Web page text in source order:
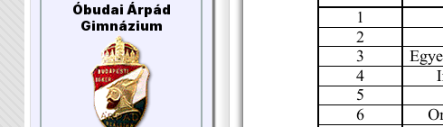
Óbudai Árpád
Gimnázium